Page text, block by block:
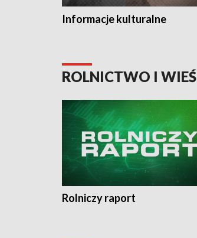
Informacje kulturalne
ROLNICTWO I WIEŚ
Rolniczy raport